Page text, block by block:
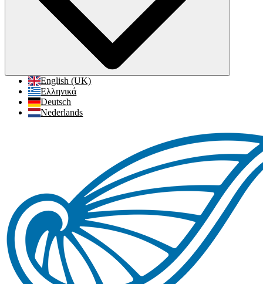
English (UK)
Ελληνικά
Deutsch
Nederlands